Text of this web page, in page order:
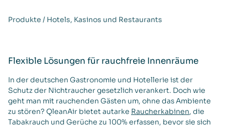
Produkte / Hotels, Kasinos und Restaurants
Flexible Lösungen für rauchfreie Innenräume
In der deutschen Gastronomie und Hotellerie ist der
Schutz der Nichtraucher gesetzlich verankert. Doch wie
geht man mit rauchenden Gästen um, ohne das Ambiente
zu stören? QleanAir bietet autarke Raucherkabinen, die
Tabakrauch und Gerüche zu 100% erfassen, bevor sie sich